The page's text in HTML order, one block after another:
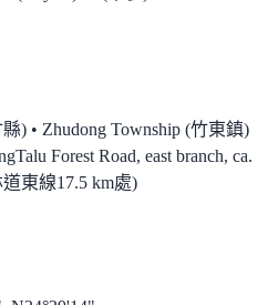
) • Zhudong Township (竹東鎮)
Forest Road, east branch, ca.
道東線17.5 km處)